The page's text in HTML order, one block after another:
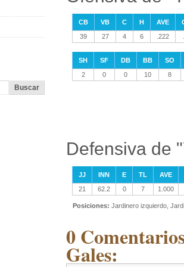
CB VB C H AVE
39
27 4 6 .222
SH SF DB BB
SO
2
0 0 10 8
Defensiva de
JJ INN E TL
AVE
21
62.2 0 7 1.000
Posiciones: Jardinero izquierdo,
0
Gales: